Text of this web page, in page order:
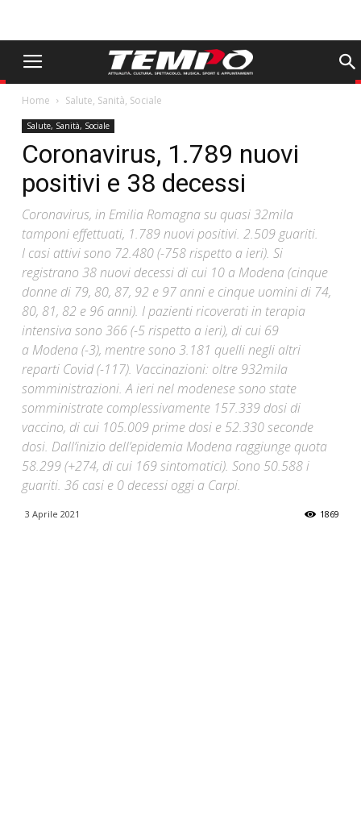
Home Salute, Sanità, Sociale
Salute, Sanità, Sociale
Coronavirus, 1.789 nuovi
positivi e 38 decessi
Coronavirus, in Emilia Romagna su quasi 32mila
tamponi effettuati, 1.789 nuovi positivi. 2.509 guariti.
I casi attivi sono 72.480 (-758 rispetto a ieri). Si
registrano 38 nuovi decessi di cui 10 a Modena (cinque
donne di 79, 80, 87, 92 e 97 anni e cinque uomini di 74,
80, 81, 82 e 96 anni). I pazienti ricoverati in terapia
intensiva sono 366 (-5 rispetto a ieri), di cui 69
a Modena (-3), mentre sono 3.181 quelli negli altri
reparti Covid (-117). Vaccinazioni: oltre 932mila
somministrazioni. A ieri nel modenese sono state
somministrate complessivamente 157.339 dosi di
vaccino, di cui 105.009 prime dosi e 52.330 seconde
dosi. Dall’inizio dell’epidemia Modena raggiunge quota
58.299 (+274, di cui 169 sintomatici). Sono 50.588 i
guariti. 36 casi e 0 decessi oggi a Carpi.
3 Aprile 2021 1869